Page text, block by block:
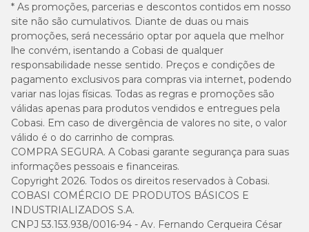
* As promoções, parcerias e descontos contidos em nosso
site não são cumulativos. Diante de duas ou mais
promoções, será necessário optar por aquela que melhor
lhe convém, isentando a Cobasi de qualquer
responsabilidade nesse sentido. Preços e condições de
pagamento exclusivos para compras via internet, podendo
variar nas lojas físicas. Todas as regras e promoções são
válidas apenas para produtos vendidos e entregues pela
Cobasi. Em caso de divergência de valores no site, o valor
válido é o do carrinho de compras.
COMPRA SEGURA. A Cobasi garante segurança para suas
informações pessoais e financeiras.
Copyright 2026. Todos os direitos reservados à Cobasi.
COBASI COMÉRCIO DE PRODUTOS BÁSICOS E
INDUSTRIALIZADOS S.A.
CNPJ 53.153.938/0016-94 - Av. Fernando Cerqueira César